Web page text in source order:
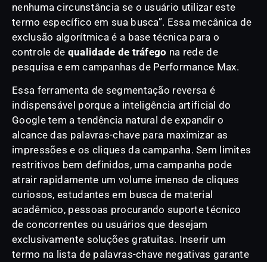
nenhuma circunstância se o usuário utilizar este
termo específico em sua busca”. Essa mecânica de
exclusão algorítmica é a base técnica para o
controle de qualidade de tráfego na rede de
pesquisa e em campanhas de Performance Max.
Essa ferramenta de segmentação reversa é
indispensável porque a inteligência artificial do
Google tem a tendência natural de expandir o
alcance das palavras-chave para maximizar as
impressões e os cliques da campanha. Sem limites
restritivos bem definidos, uma campanha pode
atrair rapidamente um volume imenso de cliques
curiosos, estudantes em busca de material
acadêmico, pessoas procurando suporte técnico
de concorrentes ou usuários que desejam
exclusivamente soluções gratuitas. Inserir um
termo na lista de palavras-chave negativas garante